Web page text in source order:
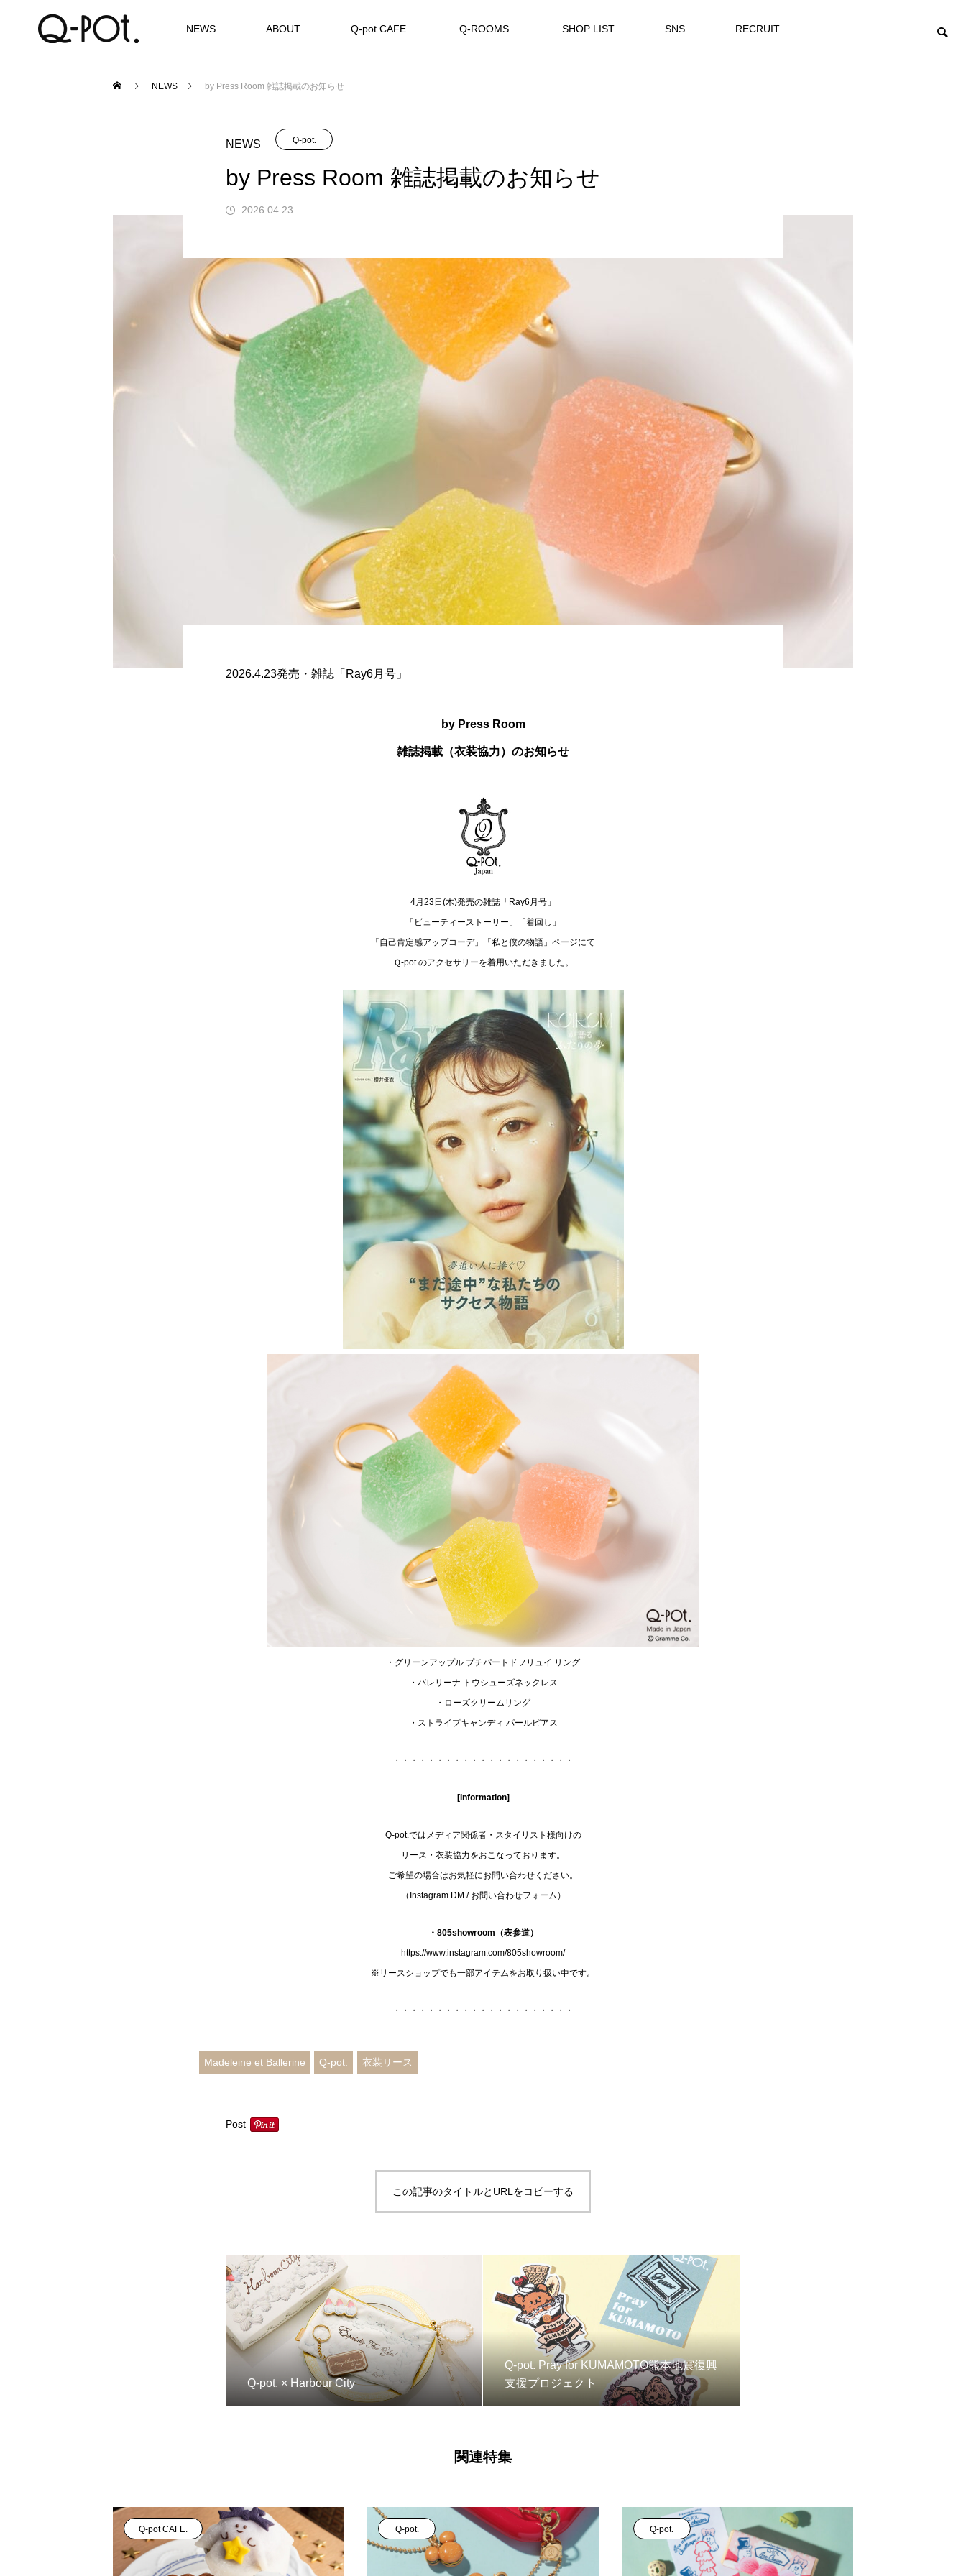
NEWS ABOUT Q-pot CAFE. Q-ROOMS. SHOP LIST SNS RECRUIT
NEWS by Press Room 雑誌掲載のお知らせ
NEWS Q-pot.
by Press Room 雑誌掲載のお知らせ
2026.04.23
2026.4.23発売・雑誌「Ray6月号」
by Press Room
雑誌掲載（衣装協力）のお知らせ
4月23日(木)発売の雑誌「Ray6月号」
「ビューティーストーリー」「着回し」
「自己肯定感アップコーデ」「私と僕の物語」ページにて
Ｑ-pot.のアクセサリーを着用いただきました。
・グリーンアップル プチパートドフリュイ リング
・バレリーナ トウシューズネックレス
・ローズクリームリング
・ストライプキャンディ パールピアス
・・・・・・・・・・・・・・・・・・・・・
[Information]
Q-pot.ではメディア関係者・スタイリスト様向けの
リース・衣装協力をおこなっております。
ご希望の場合はお気軽にお問い合わせください。
（ Instagram DM / お問い合わせフォーム ）
・805showroom（表参道）
https://www.instagram.com/805showroom/
※リースショップでも一部アイテムをお取り扱い中です。
・・・・・・・・・・・・・・・・・・・・・
Madeleine et Ballerine Q-pot. 衣装リース
Post
この記事のタイトルとURLをコピーする
Q-pot. × Harbour City
Q-pot. Pray for KUMAMOTO熊本地震復興
支援プロジェクト
関連特集
Q-pot CAFE. Q-pot. Q-pot.